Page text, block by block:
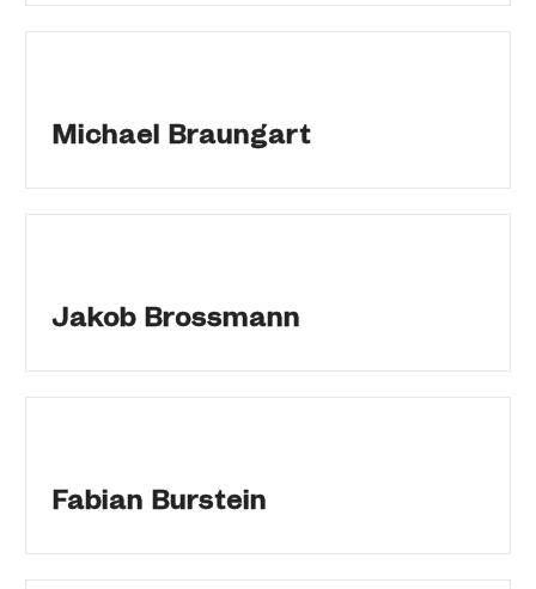
Michael Braungart
Jakob Brossmann
Fabian Burstein